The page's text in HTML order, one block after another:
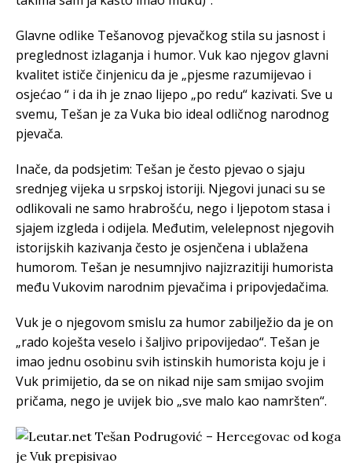
Glavne odlike Tešanovog pjevačkog stila su jasnost i
preglednost izlaganja i humor. Vuk kao njegov glavni
kvalitet ističe činjenicu da je „pjesme razumijevao i
osjećao “ i da ih je znao lijepo „po redu“ kazivati. Sve u
svemu, Tešan je za Vuka bio ideal odličnog narodnog
pjevača.
Inače, da podsjetim: Tešan je često pjevao o sjaju
srednjeg vijeka u srpskoj istoriji. Njegovi junaci su se
odlikovali ne samo hrabrošću, nego i ljepotom stasa i
sjajem izgleda i odijela. Međutim, velelepnost njegovih
istorijskih kazivanja često je osjenčena i ublažena
humorom. Tešan je nesumnjivo najizrazitiji humorista
među Vukovim narodnim pjevačima i pripovjedačima.
Vuk je o njegovom smislu za humor zabilježio da je on
„rado koješta veselo i šaljivo pripovijedao“. Tešan je
imao jednu osobinu svih istinskih humorista koju je i
Vuk primijetio, da se on nikad nije sam smijao svojim
pričama, nego je uvijek bio „sve malo kao namršten“.